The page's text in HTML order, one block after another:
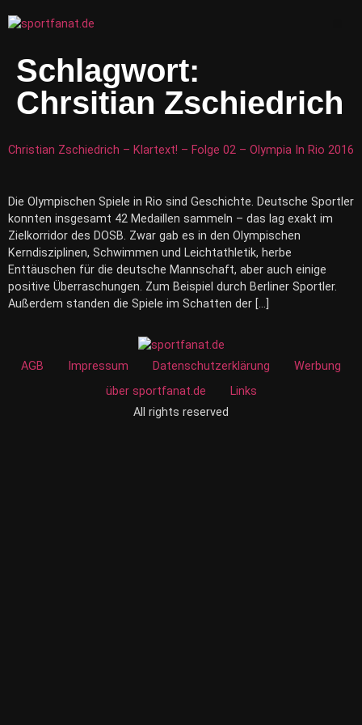
Schlagwort:
Chrsitian Zschiedrich
Christian Zschiedrich – Klartext! – Folge 02 – Olympia In Rio 2016
Die Olympischen Spiele in Rio sind Geschichte. Deutsche Sportler
konnten insgesamt 42 Medaillen sammeln – das lag exakt im
Zielkorridor des DOSB. Zwar gab es in den Olympischen
Kerndisziplinen, Schwimmen und Leichtathletik, herbe
Enttäuschen für die deutsche Mannschaft, aber auch einige
positive Überraschungen. Zum Beispiel durch Berliner Sportler.
Außerdem standen die Spiele im Schatten der […]
AGB Impressum Datenschutzerklärung
Werbung
über sportfanat.de
Links
All rights reserved